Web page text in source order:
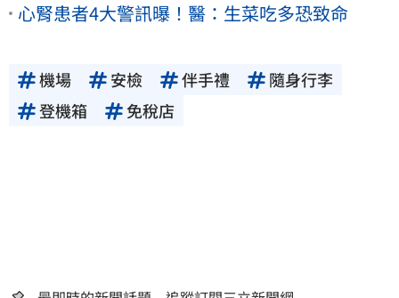
心腎患者4大警訊曝！醫：生菜吃多恐致命
機場 安檢 伴手禮
隨身行李
登機箱
免稅店